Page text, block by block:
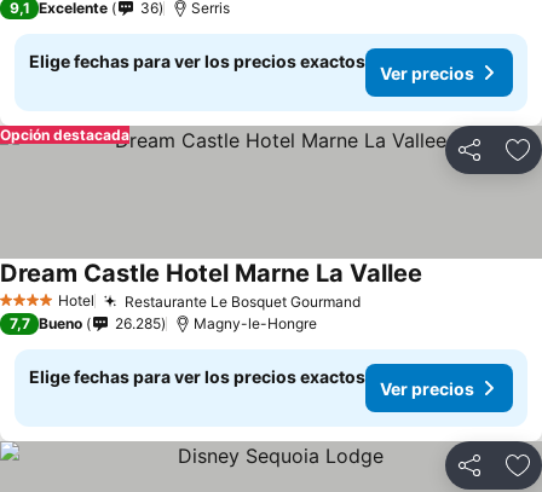
9,1 Excelente 36 Serris
Elige fechas para ver los precios exactos
Ver precios
Compartir
Opción destacada
4 EstrellasHotel Restaurante Le Bosquet Gourmand
Dream Castle Hotel Marne La Vallee
7,7 Bueno 26.285 Magny-le-Hongre
Elige fechas para ver los precios exactos
Ver precios
Compartir